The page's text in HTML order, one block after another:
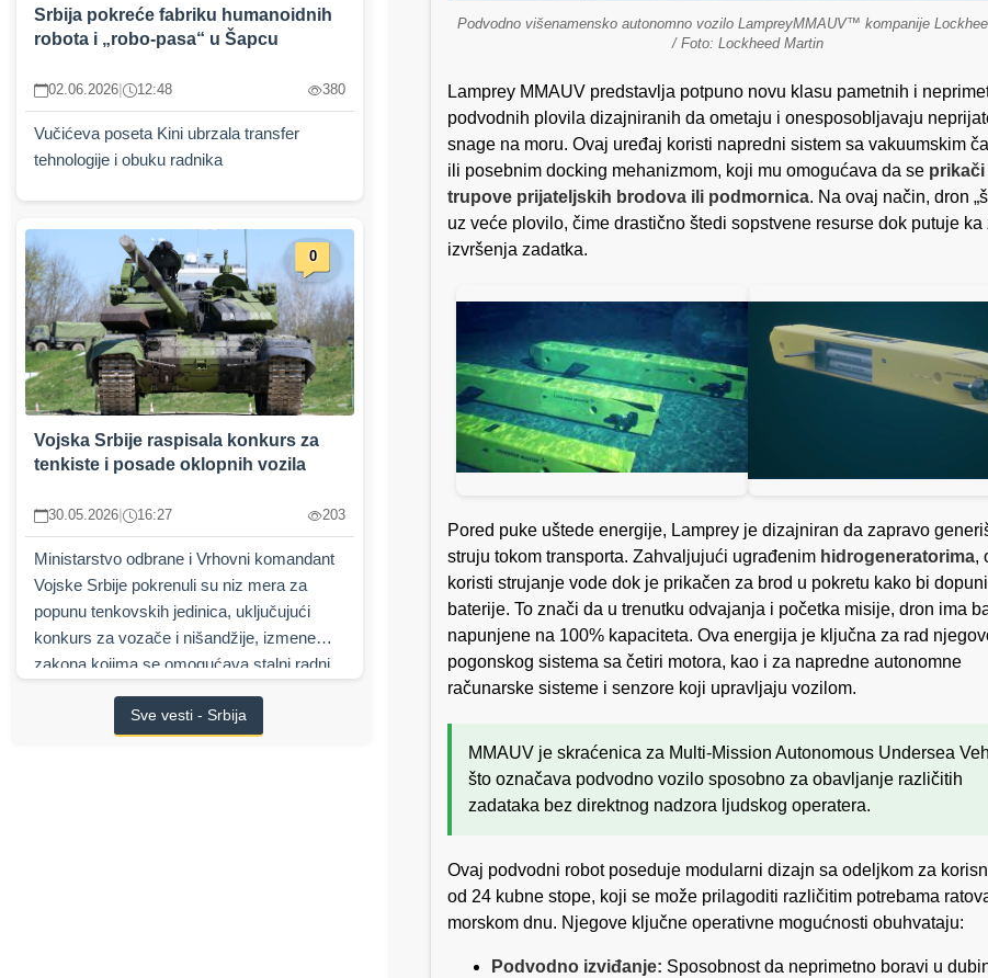
Srbija pokreće fabriku humanoidnih
robota i „robo-pasa“ u Šapcu
02.06.2026 12:48 380
Vučićeva poseta Kini ubrzala transfer
tehnologije i obuku radnika
0
Vojska Srbije raspisala konkurs za
tenkiste i posade oklopnih vozila
30.05.2026 16:27 203
Ministarstvo odbrane i Vrhovni komandant
Vojske Srbije pokrenuli su niz mera za
popunu tenkovskih jedinica, uključujući
konkurs za vozače i nišandžije, izmene
zakona kojima se omogućava stalni radni
kao i višemilijardu saradnju sa izraelskim
Elbit Systemsna modernizaciji oklopnih
Sve vesti - Srbija
Podvodno višenamensko autonomno vozilo LampreyMMAUV™ kompanije
/ Foto: Lockheed Martin
Lamprey MMAUV predstavlja potpuno novu klasu pametnih i
podvodnih plovila dizajniranih da ometaju i onesposobljavaju
snage na moru. Ovaj uređaj koristi napredni sistem sa vakuumskim
ili posebnim docking mehanizmom, koji mu omogućava da se prikači
trupove prijateljskih brodova ili podmornica. Na ovaj način, dron
uz veće plovilo, čime drastično štedi sopstvene resurse dok putuje ka
izvršenja zadatka.
Pored puke uštede energije, Lamprey je dizajniran da zapravo
struju tokom transporta. Zahvaljujući ugrađenim hidrogeneratorima,
koristi strujanje vode dok je prikačen za brod u pokretu kako bi
baterije. To znači da u trenutku odvajanja i početka misije, dron ima
napunjene na 100% kapaciteta. Ova energija je ključna za rad
pogonskog sistema sa četiri motora, kao i za napredne autonomne
računarske sisteme i senzore koji upravljaju vozilom.
MMAUV je skraćenica za Multi-Mission Autonomous Undersea
što označava podvodno vozilo sposobno za obavljanje različitih
zadataka bez direktnog nadzora ljudskog operatera.
Ovaj podvodni robot poseduje modularni dizajn sa odeljkom za
od 24 kubne stope, koji se može prilagoditi različitim potrebama
morskom dnu. Njegove ključne operativne mogućnosti obuhvataju:
Podvodno izviđanje: Sposobnost da neprimetno boravi u